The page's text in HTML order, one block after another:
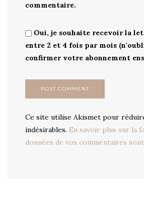
commentaire.
Oui, je souhaite recevoir la
entre 2 et 4 fois par mois
confirmer votre abonnement
Ce site utilise Akismet pour
indésirables. En savoir plus sur la
données de vos commentaires